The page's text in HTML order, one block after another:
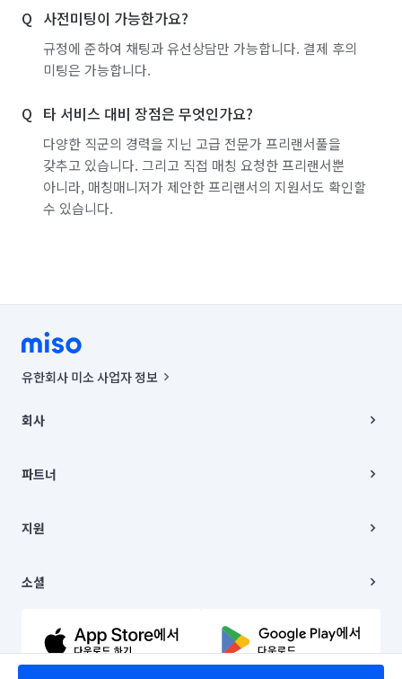
사전미팅이 가능한가요?
규정에 준하여 채팅과 유선상담만 가능합니다. 결제 후의
미팅은 가능합니다.
타 서비스 대비 장점은 무엇인가요?
다양한 직군의 경력을 지닌 고급 전문가 프리랜서풀을
갖추고 있습니다. 그리고 직접 매칭 요청한 프리랜서뿐
아니라, 매칭매니저가 제안한 프리랜서의 지원서도 확인할
수 있습니다.
유한회사 미소 사업자 정보
00019 |
주소 | 본사: 서울특별시 종로구 율곡로 6(중학동, 트윈트리빌딩) B동 5층
컨택센터 : 서울특별시 종로구 수송동 율곡로 24, 7층, 8층 미소
상품, 상품정보, 거래에 관한 의무와 책임은 거래당사자에게 있습니다.
언론 보도 관련 문의:
© 유한회사 미소. Miso, Inc. All Rights Reserved.
회사
채용
파트너
이사
지원
이용약관
문의하기
소셜
유튜브